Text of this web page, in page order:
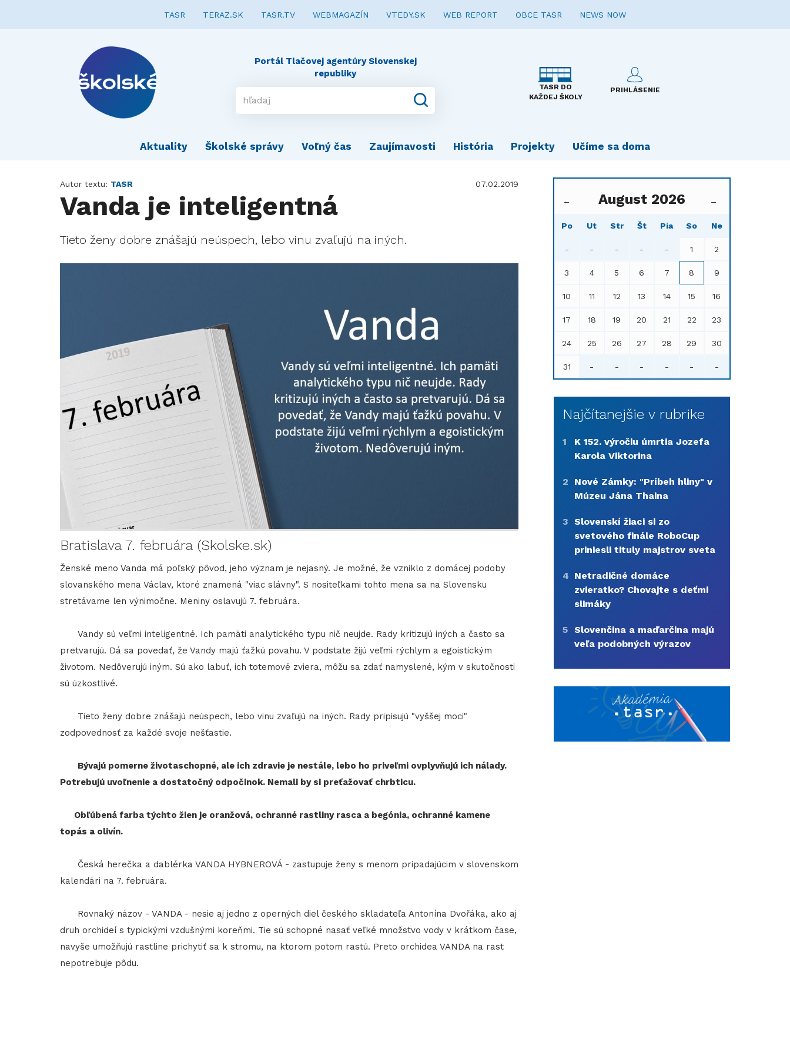
TASR TERAZ.SK TASR.TV WEBMAGAZÍN VTEDY.SK WEB REPORT OBCE TASR NEWS NOW
Portál Tlačovej agentúry Slovenskej
republiky
TASR DO
KAŽDEJ ŠKOLY
PRIHLÁSENIE
Aktuality Školské správy Voľný čas Zaujímavosti História Projekty Učíme sa doma
Autor textu: TASR 07.02.2019
Vanda je inteligentná
Tieto ženy dobre znášajú neúspech, lebo vinu zvaľujú na iných.
Bratislava 7. februára (Skolske.sk)
Ženské meno Vanda má poľský pôvod, jeho význam je nejasný. Je možné, že vzniklo z domácej podoby
slovanského mena Václav, ktoré znamená "viac slávny". S nositeľkami tohto mena sa na Slovensku
stretávame len výnimočne. Meniny oslavujú 7. februára.
Vandy sú veľmi inteligentné. Ich pamäti analytického typu nič neujde. Rady kritizujú iných a často sa
pretvarujú. Dá sa povedať, že Vandy majú ťažkú povahu. V podstate žijú veľmi rýchlym a egoistickým
životom. Nedôverujú iným. Sú ako labuť, ich totemové zviera, môžu sa zdať namyslené, kým v skutočnosti
sú úzkostlivé.
Tieto ženy dobre znášajú neúspech, lebo vinu zvaľujú na iných. Rady pripisujú "vyššej moci"
zodpovednosť za každé svoje nešťastie.
Bývajú pomerne životaschopné, ale ich zdravie je nestále, lebo ho priveľmi ovplyvňujú ich nálady.
Potrebujú uvoľnenie a dostatočný odpočinok. Nemali by si preťažovať chrbticu.
Obľúbená farba týchto žien je oranžová, ochranné rastliny rasca a begónia, ochranné kamene
topás a olivín.
Česká herečka a dablérka VANDA HYBNEROVÁ - zastupuje ženy s menom pripadajúcim v slovenskom
kalendári na 7. februára.
Rovnaký názov - VANDA - nesie aj jedno z operných diel českého skladateľa Antonína Dvořáka, ako aj
druh orchideí s typickými vzdušnými koreňmi. Tie sú schopné nasať veľké množstvo vody v krátkom čase,
navyše umožňujú rastline prichytiť sa k stromu, na ktorom potom rastú. Preto orchidea VANDA na rast
nepotrebuje pôdu.
← August 2026 →
Po Ut Str Št Pia So Ne
- - - - - 1 2
3 4 5 6 7 8 9
10 11 12 13 14 15 16
17 18 19 20 21 22 23
24 25 26 27 28 29 30
31 - - - - - -
Najčítanejšie v rubrike
1
K 152. výročiu úmrtia Jozefa
Karola Viktorina
2
Nové Zámky: "Príbeh hliny" v
Múzeu Jána Thaina
3 Slovenskí žiaci si zo
svetového finále RoboCup
priniesli tituly majstrov sveta
4 Netradičné domáce
zvieratko? Chovajte s deťmi
slimáky
5 Slovenčina a maďarčina majú
veľa podobných výrazov